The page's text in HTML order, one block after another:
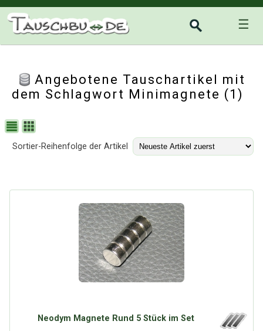
☰
Angebotene Tauschartikel mit
dem Schlagwort Minimagnete (1)
Sortier-Reihenfolge der Artikel
Neodym Magnete Rund 5 Stück im Set